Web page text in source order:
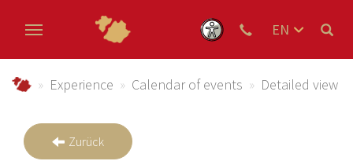
EN
Urlaub im Schmallenberger Sauerland und der
Experience Calendar of events Detailed view
Zurück